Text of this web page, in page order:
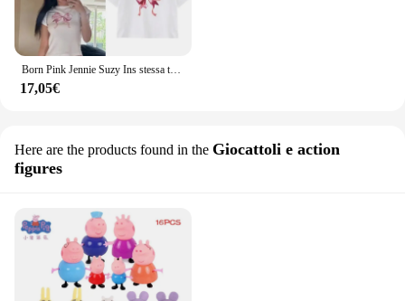
Born Pink Jennie Suzy Ins stessa t-shirt Top Y2k abbigliamento donna Kpop t-shirt allentata cotone corto ombelico Top estate Casual
17,05€
Here are the products found in the Giocattoli e action
figures